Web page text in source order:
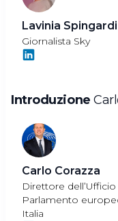
Lavinia Spingardi
Giornalista Sky
Introduzione
Carlo Corazza
Direttore dell’Ufficio
Parlamento
Italia